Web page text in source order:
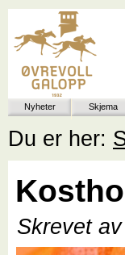
Nyheter Skjema
Du er her:
Skrevet